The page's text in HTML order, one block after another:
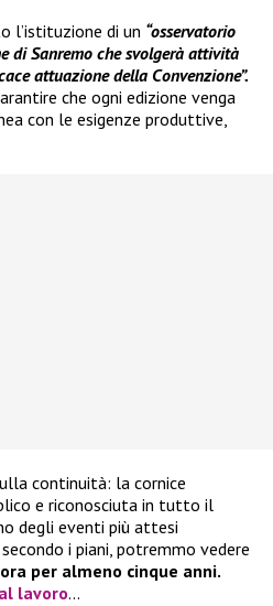
l’istituzione di un “osservatorio
di Sanremo che svolgerà attività
attuazione della Convenzione”.
che ogni edizione venga
con le esigenze produttive,
continuità: la cornice
e riconosciuta in tutto il
degli eventi più attesi
i piani, potremmo vedere
per almeno cinque anni.
lavoro…